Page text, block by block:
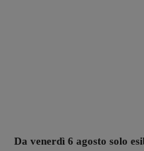
Da venerdì 6 agosto solo